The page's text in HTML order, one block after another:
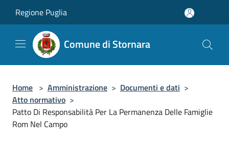
Regione Puglia
Comune di Stornara
Home > Amministrazione > Documenti e dati >
Atto normativo >
Patto Di Responsabilità Per La Permanenza Delle Famiglie
Rom Nel Campo